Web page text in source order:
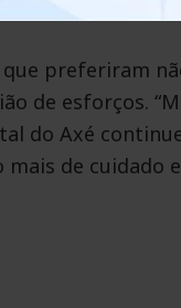
preferiram
de esforços.
do Axé
de cuidado